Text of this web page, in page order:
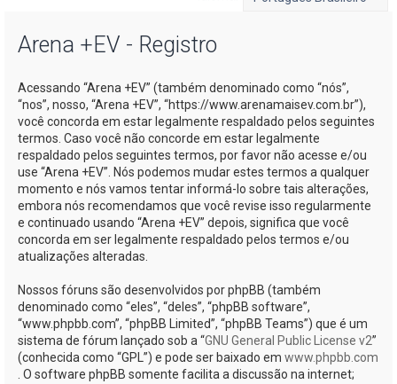
Arena +EV - Registro
Acessando “Arena +EV” (também denominado como “nós”,
“nos”, nosso, “Arena +EV”, “https://www.arenamaisev.com.br”),
você concorda em estar legalmente respaldado pelos seguintes
termos. Caso você não concorde em estar legalmente
respaldado pelos seguintes termos, por favor não acesse e/ou
use “Arena +EV”. Nós podemos mudar estes termos a qualquer
momento e nós vamos tentar informá-lo sobre tais alterações,
embora nós recomendamos que você revise isso regularmente
e continuado usando “Arena +EV” depois, significa que você
concorda em ser legalmente respaldado pelos termos e/ou
atualizações alteradas.
Nossos fóruns são desenvolvidos por phpBB (também
denominado como “eles”, “deles”, “phpBB software”,
“www.phpbb.com”, “phpBB Limited”, “phpBB Teams”) que é um
sistema de fórum lançado sob a “GNU General Public License v2”
(conhecida como “GPL”) e pode ser baixado em www.phpbb.com
. O software phpBB somente facilita a discussão na internet;